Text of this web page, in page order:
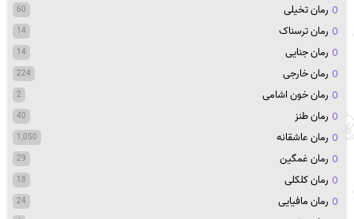
رمان تخیلی 60
رمان ترسناک 14
رمان جنایی 14
رمان خارجی 224
رمان خون اشامی 2
رمان طنز 40
رمان عاشقانه 1,050
رمان غمگین 29
رمان کلکلی 18
رمان مافیایی 24